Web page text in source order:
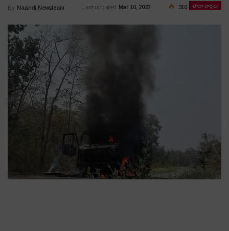
తాజా వార్తలు
By Naandi Newsteam Last updated Mar 10, 2022 310